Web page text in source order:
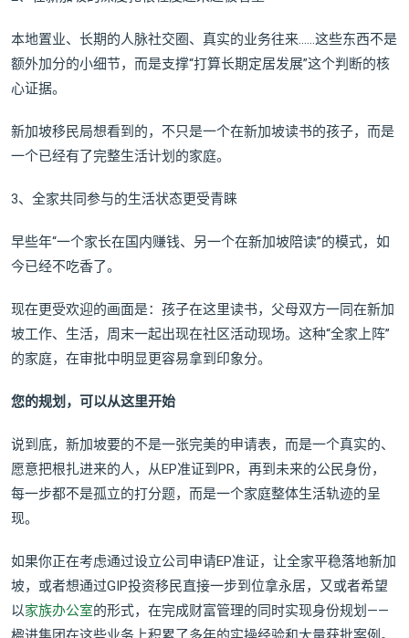
本地置业、长期的人脉社交圈、真实的业务往来……这些东西不是
额外加分的小细节，而是支撑“打算长期定居发展”这个判断的核
心证据。
新加坡移民局想看到的，不只是一个在新加坡读书的孩子，而是
一个已经有了完整生活计划的家庭。
3、全家共同参与的生活状态更受青睐
早些年“一个家长在国内赚钱、另一个在新加坡陪读”的模式，如
今已经不吃香了。
现在更受欢迎的画面是：孩子在这里读书，父母双方一同在新加
坡工作、生活，周末一起出现在社区活动现场。这种“全家上阵”
的家庭，在审批中明显更容易拿到印象分。
您的规划， 可以从这里开始
说到底，新加坡要的不是一张完美的申请表，而是一个真实的、
愿意把根扎进来的人，从EP准证到PR，再到未来的公民身份，
每一步都不是孤立的打分题，而是一个家庭整体生活轨迹的呈
现。
如果你正在考虑通过设立公司申请EP准证，让全家平稳落地新加
坡，或者想通过GIP投资移民直接一步到位拿永居，又或者希望
以家族办公室的形式，在完成财富管理的同时实现身份规划——